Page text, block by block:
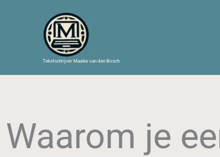
inhoud
Tekstschrijver Maaike van den Bosch
Waarom je